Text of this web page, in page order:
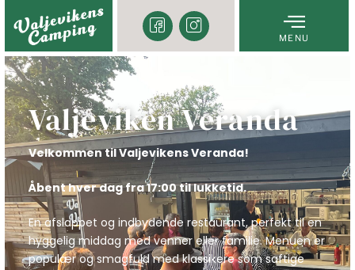
MENU
Valjeviken Veranda
Velkommen til Valjevikens Veranda!
Åbent hver dag fra 17:00 til lukketid.
En afslappet og indbydende restaurant, perfekt til en
hyggelig middag med venner eller familie. Menuen er
populær og smagfuld med klassikere som saftige